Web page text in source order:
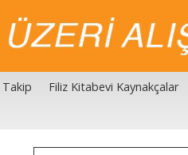
Filiz Kitabevi Kaynakçalar